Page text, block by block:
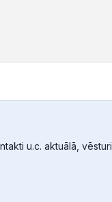
u.c. aktuālā,